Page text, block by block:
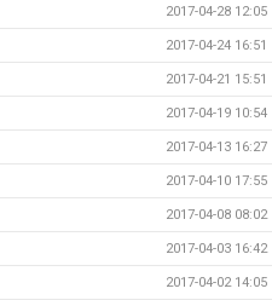
2017-04-28 12:05
2017-04-24 16:51
2017-04-21 15:51
2017-04-19 10:54
2017-04-13 16:27
2017-04-10 17:55
2017-04-08 08:02
2017-04-03 16:42
2017-04-02 14:05